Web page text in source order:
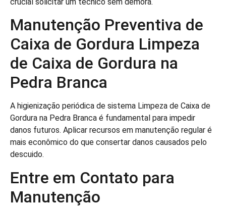
Manutenção Preventiva de
Caixa de Gordura Limpeza
de Caixa de Gordura na
Pedra Branca
A higienização periódica de sistema Limpeza de Caixa de
Gordura na Pedra Branca é fundamental para impedir
danos futuros. Aplicar recursos em manutenção regular é
mais econômico do que consertar danos causados pelo
descuido.
Entre em Contato para
Manutenção